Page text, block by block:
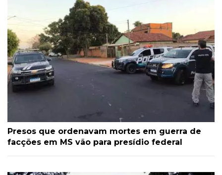
Presos que ordenavam mortes em guerra de
facções em MS vão para presídio federal